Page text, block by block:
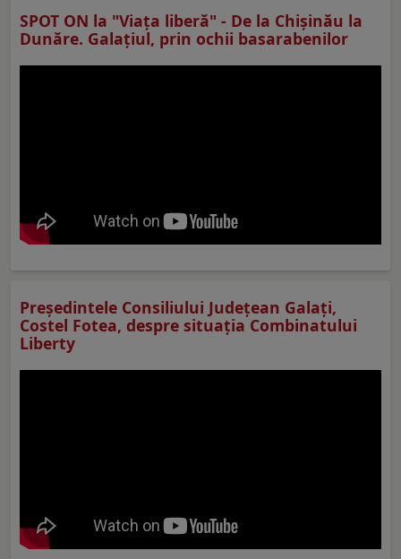
SPOT ON la "Viaţa liberă" - De la Chișinău la
Dunăre. Galațiul, prin ochii basarabenilor
Preşedintele Consiliului Judeţean Galaţi,
Costel Fotea, despre situaţia Combinatului
Liberty